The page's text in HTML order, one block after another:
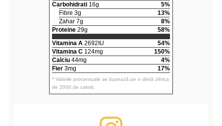
Carbohidrati 16g
5%
Fibre 3g
13%
Zahar 7g
8%
Proteine 29g
58%
Vitamina A 2692IU
54%
Vitamina C 124mg
150%
Calciu 44mg
4%
Fier 3mg 17%
* Valorile procentuale se bazează pe o dietă zilnica
de 2000 de calorii.